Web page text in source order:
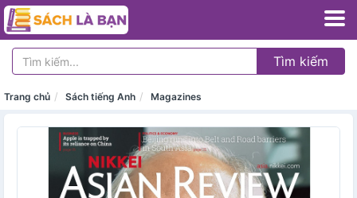
Tìm kiếm
Trang chủ Sách tiếng Anh Magazines